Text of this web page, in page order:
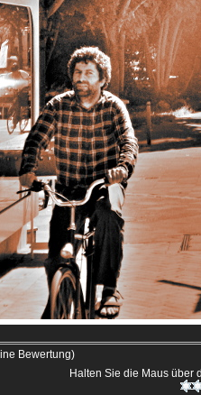
Bewertung)
Halten Sie die Maus über